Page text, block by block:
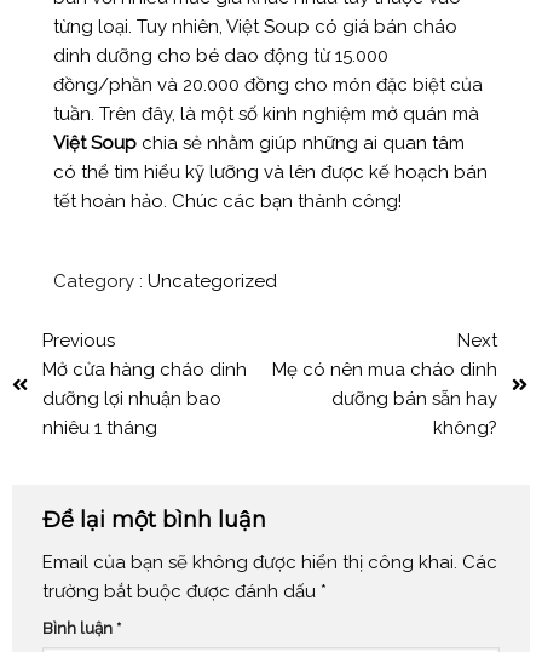
từng loại. Tuy nhiên, Việt Soup có giá bán cháo
dinh dưỡng cho bé dao động từ 15.000
đồng/phần và 20.000 đồng cho món đặc biệt của
tuần. Trên đây, là một số kinh nghiệm mở quán mà
Việt Soupchia sẻ nhằm giúp những ai quan tâm
có thể tìm hiểu kỹ lưỡng và lên được kế hoạch bán
tết hoàn hảo. Chúc các bạn thành công!
Category : Uncategorized
Previous
Mở cửa hàng cháo dinh
dưỡng lợi nhuận bao
nhiêu 1 tháng
Next
Mẹ có nên mua cháo dinh
dưỡng bán sẵn hay
không?
Để lại một bình luận
Email của bạn sẽ không được hiển thị công khai. Các
trường bắt buộc được đánh dấu *
Bình luận *